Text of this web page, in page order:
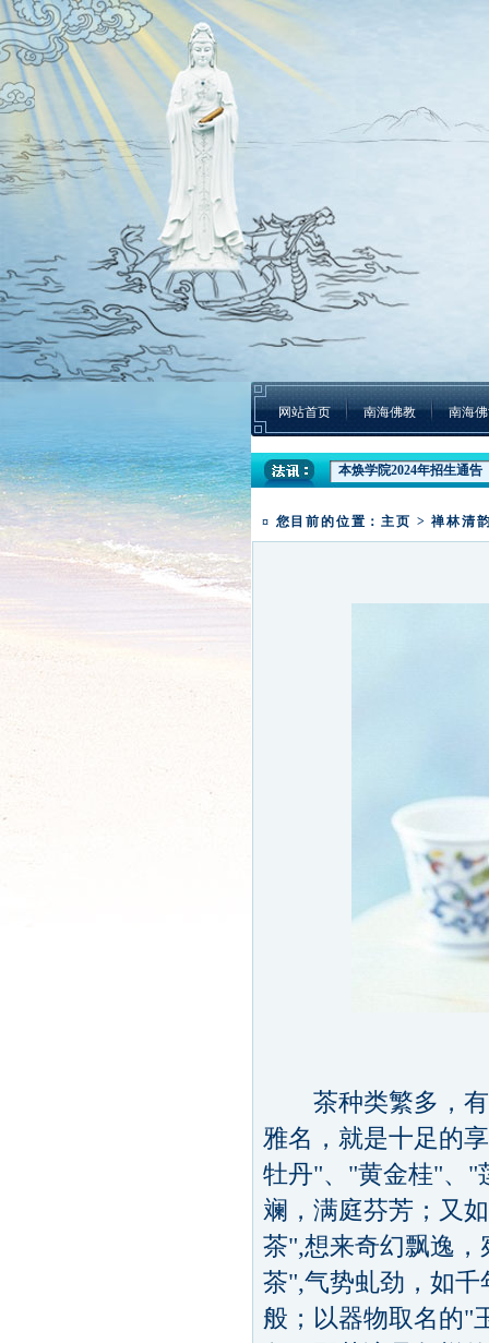
网站首页 南海佛教 南海
本焕学院2024年招生通告
一粥一香甜 一年一团圆|
盛世钟鸣 祈福五洲|深圳
¤ 您目前的位置：主页 >禅林清
茶种类繁多，有
雅名，就是十足的
牡丹"、"黄金桂"、
斓，满庭芬芳；又
茶",想来奇幻飘逸
茶",气势虬劲，如
般；以器物取名的"